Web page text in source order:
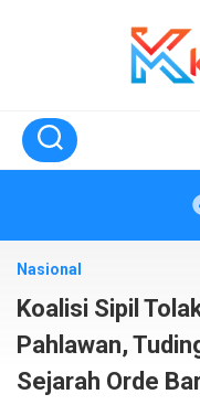
Nasional
Koalisi Sipil
Pahlawan,
Sejarah Orde